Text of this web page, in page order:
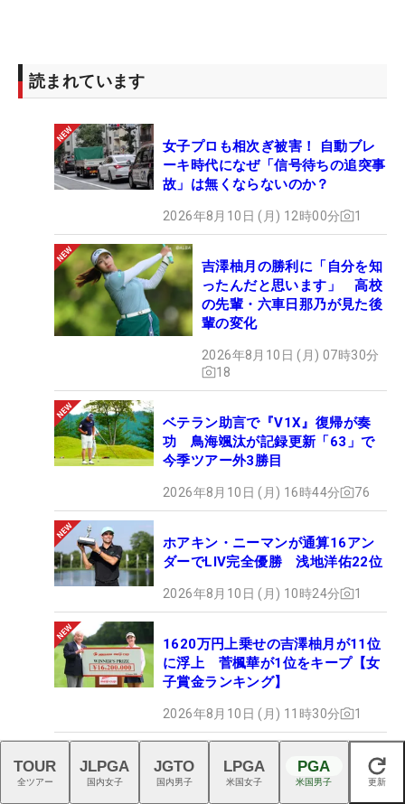
読まれています
女子プロも相次ぎ被害！ 自動ブレ
ーキ時代になぜ「信号待ちの追突事
故」は無くならないのか？
2026年8月10日 (月) 12時00分 1
吉澤柚月の勝利に「自分を知
ったんだと思います」 高校
の先輩・六車日那乃が見た後
輩の変化
2026年8月10日 (月) 07時30分
18
ベテラン助言で『V1X』復帰が奏
功 鳥海颯汰が記録更新「63」で
今季ツアー外3勝目
2026年8月10日 (月) 16時44分 76
ホアキン・ニーマンが通算16アン
ダーでLIV完全優勝 浅地洋佑22位
2026年8月10日 (月) 10時24分 1
1620万円上乗せの吉澤柚月が11位
に浮上 菅楓華が1位をキープ【女
子賞金ランキング】
2026年8月10日 (月) 11時30分 1
石川遼は64位 『59』マー
クのF・ハリスが初優勝/米男
閉じる
TOUR
全ツアー
JLPGA
国内女子
JGTO
国内男子
LPGA
米国女子
PGA
米国男子 更新